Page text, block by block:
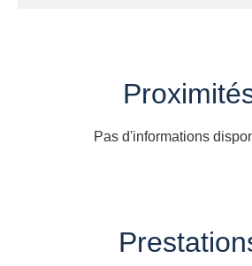
Pas d'informations